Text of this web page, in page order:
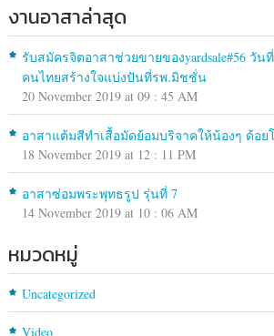
งานอาสาล่าสุด
รับสมัครจิตอาสาช่วยขายของyardsale#56 วัน
คนไทยสร้างใจแบ่งปันที่รพ.มิชชั่น
20 November 2019 at 09 : 45 AM
อาสาแต้มสีทำเสื้อมัดย้อมบริจาคให้น้องๆ ด้อย
18 November 2019 at 12 : 11 PM
อาสาซ่อมพระพุทธรูป รุ่นที่ 7
14 November 2019 at 10 : 06 AM
หมวดหมู่
Uncategorized
Video